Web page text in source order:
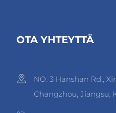
OTA YHTEYTTÄ
NO. 3 Hanshan Rd.,
Changzhou, Jiangsu,